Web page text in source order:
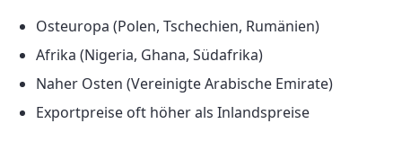
Osteuropa (Polen, Tschechien, Rumänien)
Afrika (Nigeria, Ghana, Südafrika)
Naher Osten (Vereinigte Arabische Emirate)
Exportpreise oft höher als Inlandspreise